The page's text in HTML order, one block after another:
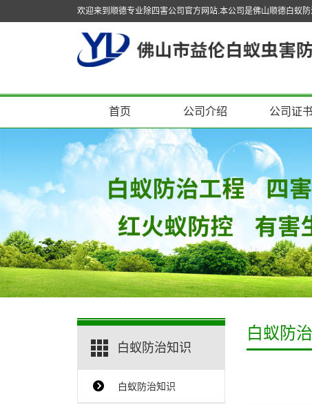
欢迎来到顺德专业除四害公司官方网站.本公司是佛山顺德白蚁
首页 公司介绍 公司证书
白蚁防治知识
{$ClassName_en}
白蚁防治知识
白蚁防